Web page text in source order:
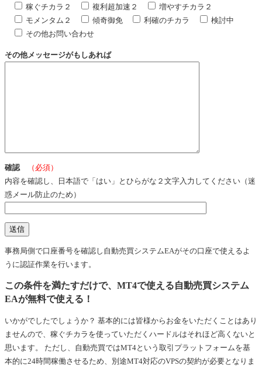
稼ぐチカラ２
複利超加速２
増やすチカラ２
モメンタム２
傾奇御免 利確のチカラ
検討中
その他お問い合わせ
その他メッセージがもしあれば
確認
（必須）
内容を確認し、日本語で「はい」とひらがな２文字入力してください（迷
惑メール防止のため）
事務局側で口座番号を確認し自動売買システムEAがその口座で使えるよ
うに認証作業を行います。
この条件を満たすだけで、MT4で使える自動売買システム
EAが無料で使える！
いかがでしたでしょうか？ 基本的には皆様からお金をいただくことはあり
ませんので、稼ぐチカラを使っていただくハードルはそれほど高くないと
思います。 ただし、自動売買ではMT4という取引プラットフォームを基
本的に24時間稼働させるため、別途MT4対応のVPSの契約が必要となりま